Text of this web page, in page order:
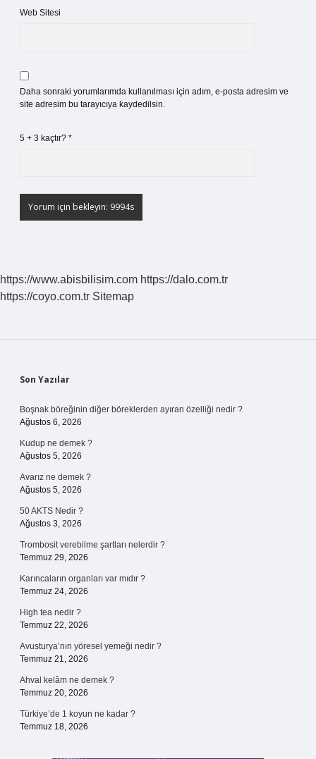
Web Sitesi
Daha sonraki yorumlarımda kullanılması için adım, e-posta adresim ve
site adresim bu tarayıcıya kaydedilsin.
5 + 3 kaçtır? *
https://www.abisbilisim.com https://dalo.com.tr
https://coyo.com.tr Sitemap
Sidebar
Son Yazılar
Boşnak böreğinin diğer böreklerden ayıran özelliği nedir ?
Ağustos 6, 2026
Kudup ne demek ?
Ağustos 5, 2026
Avarız ne demek ?
Ağustos 5, 2026
50 AKTS Nedir ?
Ağustos 3, 2026
Trombosit verebilme şartları nelerdir ?
Temmuz 29, 2026
Karıncaların organları var mıdır ?
Temmuz 24, 2026
High tea nedir ?
Temmuz 22, 2026
Avusturya’nın yöresel yemeği nedir ?
Temmuz 21, 2026
Ahval kelâm ne demek ?
Temmuz 20, 2026
Türkiye’de 1 koyun ne kadar ?
Temmuz 18, 2026